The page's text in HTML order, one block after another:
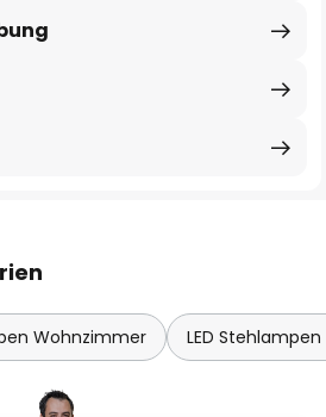
Wohnzimmer LED